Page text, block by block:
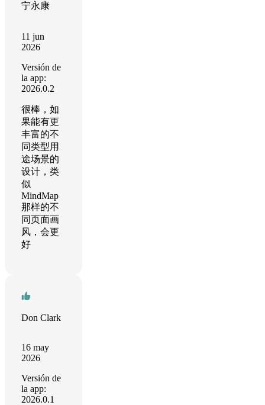
宁永康
11 jun
2026
Versión de
la app:
2026.0.2
很棒，如
果能有更
丰富的不
同类型用
途场景的
设计，类
似
MindMap
那样的不
同页面画
风，会更
好
Don Clark
16 may
2026
Versión de
la app:
2026.0.1